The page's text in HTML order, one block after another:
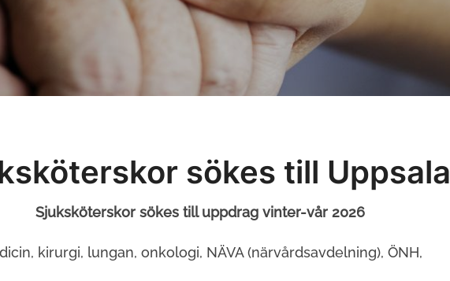
sökes till Uppsala
Sjuksköterskor sökes till uppdrag vinter-vår 2026
kirurgi, lungan, onkologi, NÄVA (närvårdsavdelning), ÖNH,